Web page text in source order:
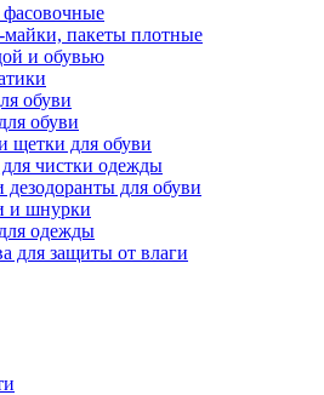
пакеты плотные
и обувью
обуви
обуви
щетки для обуви
чистки одежды
для обуви
и шнурки
одежды
для защиты от влаги